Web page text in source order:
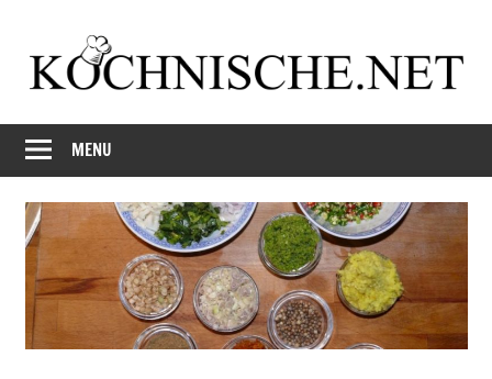
content
Kochnische.net
another
Foodblog
MENU